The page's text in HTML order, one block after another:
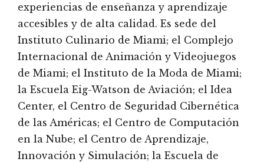
experiencias de enseñanza y aprendizaje
accesibles y de alta calidad. Es sede del
Instituto Culinario de Miami; el Complejo
Internacional de Animación y Videojuegos
de Miami; el Instituto de la Moda de Miami;
la Escuela Eig-Watson de Aviación; el Idea
Center, el Centro de Seguridad Cibernética
de las Américas; el Centro de Computación
en la Nube; el Centro de Aprendizaje,
Innovación y Simulación; la Escuela de